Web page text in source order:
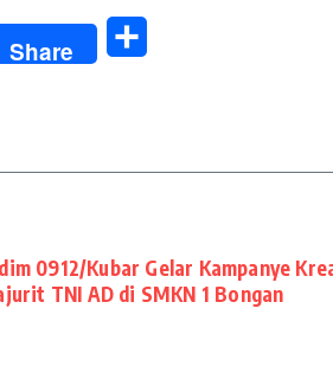
Share
0912/Kubar Gelar Kampanye
TNI AD di SMKN 1 Bongan